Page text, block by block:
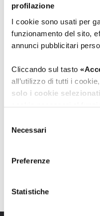
profilazione
I cookie sono usati per
funzionamento del sito,
annunci pubblicitari
Cliccando sul tasto
all’utilizzo di tutti i
solo i cookie
su“Rifiuta i cookie”
,
Cliccando su
tramite il presente sito.
delNecessari
Preferenze
Statistiche
Contatti
Indirizzo
via Roma, 296
16036 Recco (Genova)
Recapiti telefonici
vai al sito